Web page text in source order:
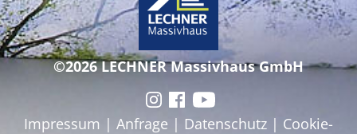
©2026 LECHNER Massivhaus GmbH
Impressum | Anfrage | Datenschutz | Cookie-